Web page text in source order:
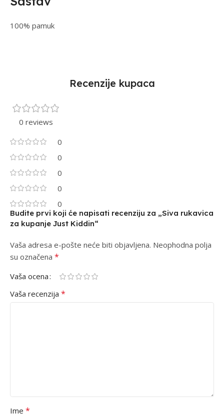
100% pamuk
Recenzije kupaca
0 reviews
0
0
0
0
0
Budite prvi koji će napisati recenziju za „Siva rukavica
za kupanje Just Kiddin“
Vaša adresa e-pošte neće biti objavljena. Neophodna polja
su označena *
Vaša ocena
Vaša recenzija *
Ime *
Alternative: